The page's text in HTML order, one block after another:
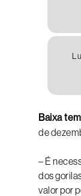
Baixa
de
– É
dos
valor por